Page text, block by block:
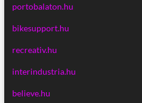
portobalaton.hu
bikesupport.hu
recreativ.hu
interindustria.hu
believe.hu